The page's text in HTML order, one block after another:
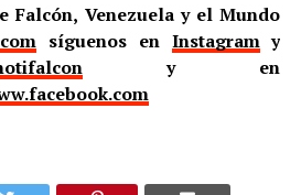
Falcón, Venezuela y el Mundo
síguenos en Instagramy
y en